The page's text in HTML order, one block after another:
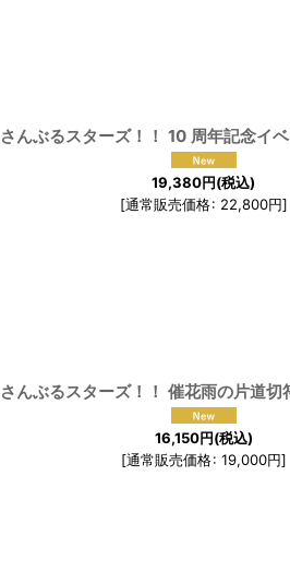
[
[191740]
19,380円(税込)
[通常販売価格: 22,800円]
[191679]
16,150円(税込)
[通常販売価格: 19,000円]